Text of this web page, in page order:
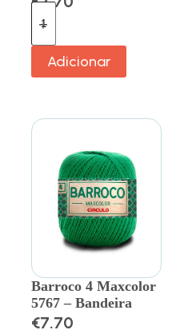
Adicionar
Barroco 4 Maxcolor
5767 – Bandeira
€7.70